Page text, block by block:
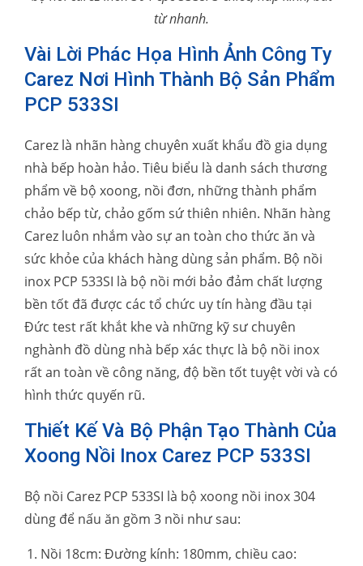
từ nhanh.
Vài Lời Phác Họa Hình Ảnh Công Ty
Carez Nơi Hình Thành Bộ Sản Phẩm
PCP 533SI
Carez là nhãn hàng chuyên xuất khẩu đồ gia dụng
nhà bếp hoàn hảo. Tiêu biểu là danh sách thương
phẩm về bộ xoong, nồi đơn, những thành phẩm
chảo bếp từ, chảo gốm sứ thiên nhiên. Nhãn hàng
Carez luôn nhắm vào sự an toàn cho thức ăn và
sức khỏe của khách hàng dùng sản phẩm. Bộ nồi
inox PCP 533SI là bộ nồi mới bảo đảm chất lượng
bền tốt đã được các tổ chức uy tín hàng đầu tại
Đức test rất khắt khe và những kỹ sư chuyên
nghành đồ dùng nhà bếp xác thực là bộ nồi inox
rất an toàn về công năng, độ bền tốt tuyệt vời và có
hình thức quyến rũ.
Thiết Kế Và Bộ Phận Tạo Thành Của
Xoong Nồi Inox Carez PCP 533SI
Bộ nồi Carez PCP 533SI là bộ xoong nồi inox 304
dùng để nấu ăn gồm 3 nồi như sau:
Nồi 18cm: Đường kính: 180mm, chiều cao: